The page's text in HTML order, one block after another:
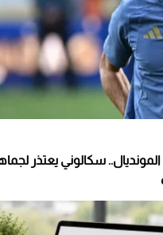
سكالوني يعتذر